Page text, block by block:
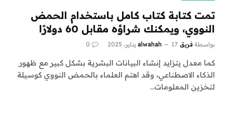
تمت كتابة كتاب كامل باستخدام الحمض
النووي، ويمكنك شراؤه مقابل 60 دولارًا
بواسطة فريق alwahah 17 يناير، 2025 0
كما معدل يتزايد إنشاء البيانات البشرية بشكل كبير مع ظهور
الذكاء الاصطناعي، وقد اهتم العلماء بالحمض النووي كوسيلة
لتخزين المعلومات…